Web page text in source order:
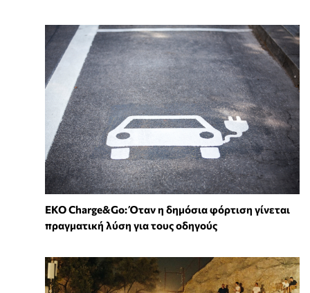
EKO Charge&Go: Όταν η δημόσια φόρτιση γίνεται
πραγματική λύση για τους οδηγούς